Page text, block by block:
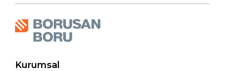
Kurumsal